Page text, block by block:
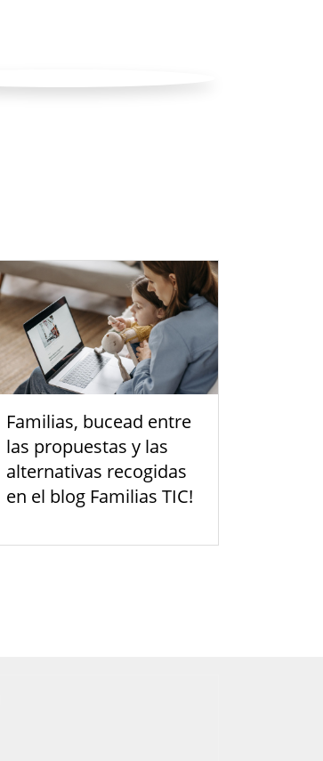
Familias, bucead entre
las propuestas y las
alternativas recogidas
en el blog Familias TIC!